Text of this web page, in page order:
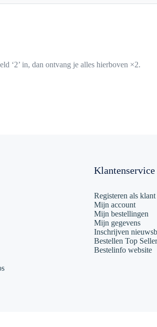
‘2’ in, dan ontvang je alles hierboven ×2.
Klantenservice
Registeren als klant
Mijn account
Mijn bestellingen
Mijn gegevens
Inschrijven
Bestellen Top
Bestelinfo website